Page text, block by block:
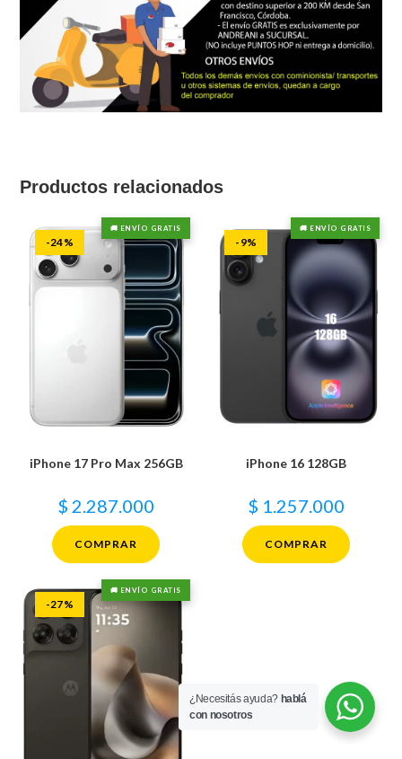
Productos relacionados
🚚 ENVÍO GRATIS
-24%
iPhone 17 Pro Max 256GB
$ 2.287.000
COMPRAR
🚚 ENVÍO GRATIS
-9%
iPhone 16 128GB
$ 1.257.000
COMPRAR
🚚 ENVÍO GRATIS
-27%
¿Necesitás ayuda? hablá
con nosotros